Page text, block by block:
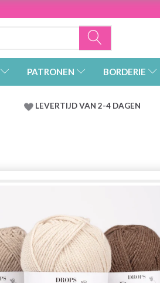
PATRONEN BORDERIE
LEVERTIJD VAN 2-4 DAGEN